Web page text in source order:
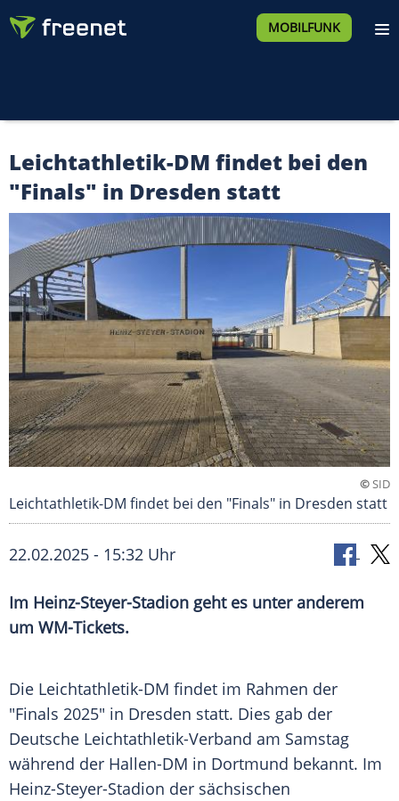
MOBILFUNK
Leichtathletik-DM findet bei den
"Finals" in Dresden statt
©SID
Leichtathletik-DM findet bei den "Finals" in Dresden statt
22.02.2025 - 15:32 Uhr
Im Heinz-Steyer-Stadion geht es unter anderem
um WM-Tickets.
Die Leichtathletik-DM findet im Rahmen der
"Finals 2025" in Dresden statt. Dies gab der
Deutsche Leichtathletik-Verband am Samstag
während der Hallen-DM in Dortmund bekannt. Im
Heinz-Steyer-Stadion der sächsischen